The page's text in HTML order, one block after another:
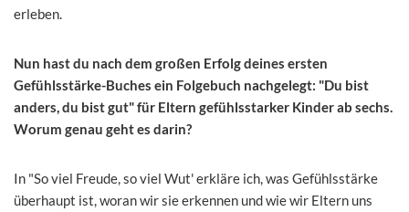
erleben.
Nun hast du nach dem großen Erfolg deines ersten
Gefühlsstärke-Buches ein Folgebuch nachgelegt: "Du bist
anders, du bist gut" für Eltern gefühlsstarker Kinder ab sechs.
Worum genau geht es darin?
In "So viel Freude, so viel Wut' erkläre ich, was Gefühlsstärke
überhaupt ist, woran wir sie erkennen und wie wir Eltern uns